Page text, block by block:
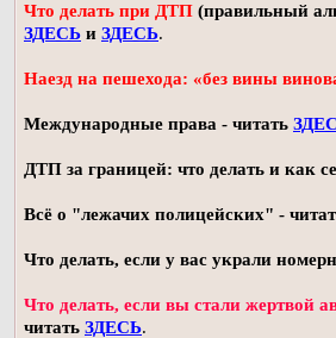
Что делать при ДТП (правильный
ЗДЕСЬ и ЗДЕСЬ.
Наезд на пешехода: «без вины
Международные права - читать
ДТП за границей: что делать и как
Всё о "лежачих полицейских" -
Что делать, если у вас украли
Что делать, если вы стали жертвой
читать ЗДЕСЬ.